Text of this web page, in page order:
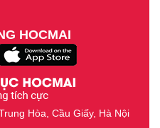
HOCMAI
Hòa, Cầu Giấy, Hà Nội